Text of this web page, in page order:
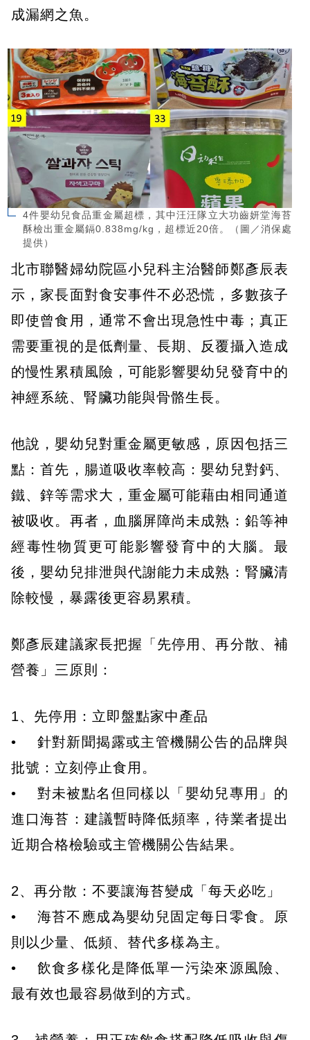
成漏網之魚。
4件嬰幼兒食品重金屬超標，其中汪汪隊立大功齒妍堂海苔
酥檢出重金屬鎘0.838mg/kg，超標近20倍。（圖／消保處
提供）
北市聯醫婦幼院區小兒科主治醫師鄭彥辰表
示，家長面對食安事件不必恐慌，多數孩子
即使曾食用，通常不會出現急性中毒；真正
需要重視的是低劑量、長期、反覆攝入造成
的慢性累積風險，可能影響嬰幼兒發育中的
神經系統、腎臟功能與骨骼生長。
他說，嬰幼兒對重金屬更敏感，原因包括三
點：首先，腸道吸收率較高：嬰幼兒對鈣、
鐵、鋅等需求大，重金屬可能藉由相同通道
被吸收。再者，血腦屏障尚未成熟：鉛等神
經毒性物質更可能影響發育中的大腦。最
後，嬰幼兒排泄與代謝能力未成熟：腎臟清
除較慢，暴露後更容易累積。
鄭彥辰建議家長把握「先停用、再分散、補
營養」三原則：
1、先停用：立即盤點家中產品
• 針對新聞揭露或主管機關公告的品牌與
批號：立刻停止食用。
• 對未被點名但同樣以「嬰幼兒專用」的
進口海苔：建議暫時降低頻率，待業者提出
近期合格檢驗或主管機關公告結果。
2、再分散：不要讓海苔變成「每天必吃」
• 海苔不應成為嬰幼兒固定每日零食。原
則以少量、低頻、替代多樣為主。
• 飲食多樣化是降低單一污染來源風險、
最有效也最容易做到的方式。